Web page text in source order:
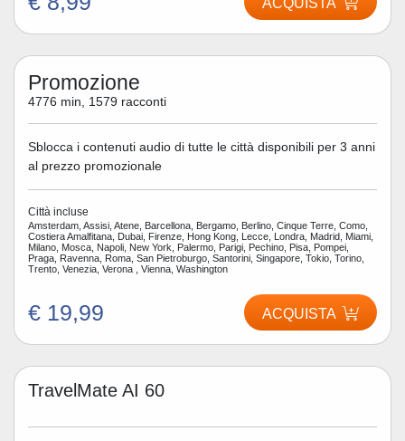
ACQUISTA
Promozione
4776 min, 1579 racconti
Sblocca i contenuti audio di tutte le città disponibili per 3 anni
al prezzo promozionale
Città incluse
Amsterdam, Assisi, Atene, Barcellona, Bergamo, Berlino, Cinque Terre, Como,
Costiera Amalfitana, Dubai, Firenze, Hong Kong, Lecce, Londra, Madrid, Miami,
Milano, Mosca, Napoli, New York, Palermo, Parigi, Pechino, Pisa, Pompei,
Praga, Ravenna, Roma, San Pietroburgo, Santorini, Singapore, Tokio, Torino,
Trento, Venezia, Verona , Vienna, Washington
€ 19,99 ACQUISTA
TravelMate AI 60